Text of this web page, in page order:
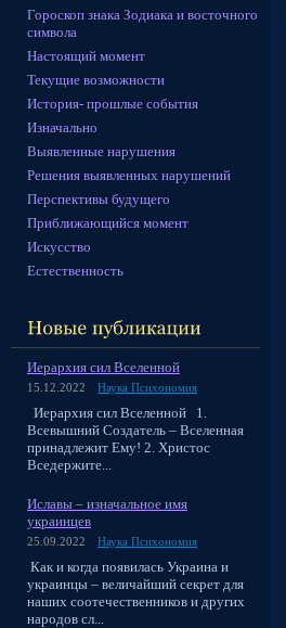
Гороскоп знака Зодиака и восточного
символа
Настоящий момент
Текущие возможности
История- прошлые события
Изначально
Выявленные нарушения
Решения выявленных нарушений
Перспективы будущего
Приближающийся момент
Искусство
Естественность
Иерархия сил Вселенной
15.12.2022 Наука Психономия
Иерархия сил Вселенной 1.
Всевышний Создатель – Вселенная
принадлежит Ему! 2. Христос
Вседержите...
Иславы – изначальное имя
украинцев
25.09.2022 Наука Психономия
Как и когда появилась Украина и
украинцы – величайший секрет для
наших соотечественников и других
народов сл...